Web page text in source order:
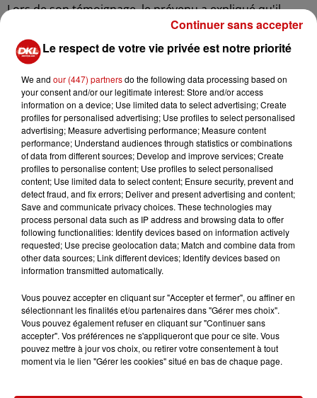
Lors de son témoignage, le prévenu a expliqué qu'il
n'avait aucunement l'intention de menacer qui que ce
soit, mais qu'il cherchait simplement à se venger des
autorités iraniennes, qu'il considère comme des
"terroristes". Le procureur a souligné que les actes
reprochés ne relevaient pas d'une "résistance politique",
mais plutôt d'infractions de droit commun.
Le sexagénaire s'était introduit dans la section
consulaire de l'ambassade d'Iran, portant un gilet avec
des explosifs factices. Il a été interpellé grâce à
l'intervention des négociateurs de la Brigade rapide
d'intervention (BRI) après être sorti du bâtiment sans
son gilet.
Ce n'est pas la première fois que le prévenu est
confronté à la justice pour des actes commis au même
endroit. En octobre, il avait été condamné pour avoir
mis le feu à des pneus devant l'ambassade d'Iran,
recevant une peine de huit mois de prison avec sursis.
Son appel concernant cette affaire a été reporté au 24
juin.
Le respect de votre vie privée est notre priorité
We and our (447) partnersdo the following data processing based on
your consent and/or our legitimate interest: Store and/or access
information on a device; Use limited data to select advertising; Create
profiles for personalised advertising; Use profiles to select personalised
advertising; Measure advertising performance; Measure content
performance; Understand audiences through statistics or combinations
of data from different sources; Develop and improve services; Create
profiles to personalise content; Use profiles to select personalised
content; Use limited data to select content; Ensure security, prevent and
detect fraud, and fix errors; Deliver and present advertising and content;
Save and communicate privacy choices. These technologies may
process personal data such as IP address and browsing data to offer
following functionalities: Identify devices based on information actively
requested; Use precise geolocation data; Match and combine data from
other data sources; Link different devices; Identify devices based on
information transmitted automatically.
Vous pouvez accepter en cliquant sur "Accepter et fermer", ou affiner en
sélectionnant les finalités et/ou partenaires dans "Gérer mes choix".
Vous pouvez également refuser en cliquant sur "Continuer sans
accepter". Vos préférences ne s'appliqueront que pour ce site. Vous
pouvez mettre à jour vos choix, ou retirer votre consentement à tout
moment via le lien "Gérer les cookies" situé en bas de chaque page.
Continuer sans accepter